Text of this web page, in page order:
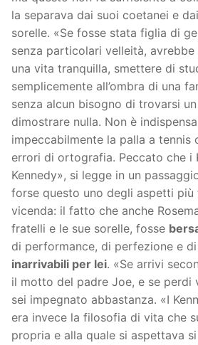
la separava dai suoi coetanei e
sorelle. «Se fosse stata figlia di
senza particolari velleità,
una vita tranquilla, smettere di
semplicemente all’ombra di una
senza alcun bisogno di trovarsi
dimostrare nulla. Non è
impeccabilmente la palla a tennis
errori di ortografia. Peccato che i
Kennedy», si legge in un
forse questo uno degli aspetti più
vicenda: il fatto che anche
fratelli e le sue sorelle, fosse
di performance, di perfezione e
inarrivabili per lei. «Se arrivi
il motto del padre Joe, e se perdi
sei impegnato abbastanza. «I
era invece la filosofia di vita che
propria e alla quale si aspettava